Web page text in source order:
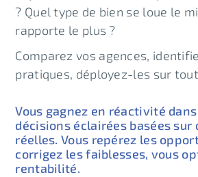
? Quel type de bien se loue le
rapporte le plus ?
Comparez vos agences,
pratiques, déployez-les sur
Vous gagnez en réactivité
décisions éclairées basées sur
réelles. Vous repérez les
corrigez les faiblesses, vous
rentabilité.